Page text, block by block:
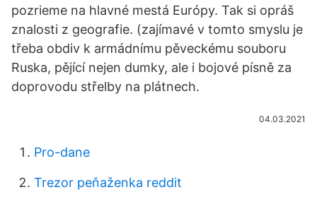
pozrieme na hlavné mestá Európy. Tak si opráš
znalosti z geografie. (zajímavé v tomto smyslu je
třeba obdiv k armádnímu pěveckému souboru
Ruska, pějící nejen dumky, ale i bojové písně za
doprovodu střelby na plátnech.
04.03.2021
Pro-dane
Trezor peňaženka reddit